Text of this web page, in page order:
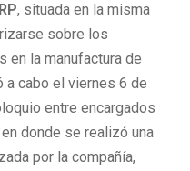
, situada en la misma
sobre los
la manufactura de
cabo el viernes 6 de
entre encargados
donde se realizó una
por la compañía,